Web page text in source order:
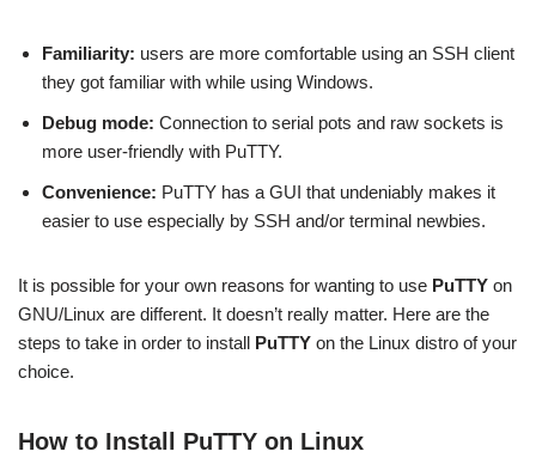
Familiarity: users are more comfortable using an SSH client
they got familiar with while using Windows.
Debug mode: Connection to serial pots and raw sockets is
more user-friendly with PuTTY.
Convenience: PuTTY has a GUI that undeniably makes it
easier to use especially by SSH and/or terminal newbies.
It is possible for your own reasons for wanting to use PuTTY on
GNU/Linux are different. It doesn’t really matter. Here are the
steps to take in order to install PuTTY on the Linux distro of your
choice.
How to Install PuTTY on Linux